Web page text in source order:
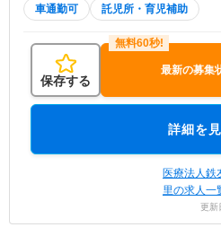
車通勤可 託児所・育児補助
保存する
最新の募集
詳細を
医療法人
里の求人一
更